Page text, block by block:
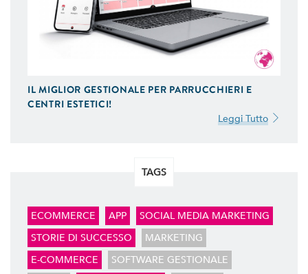
IL MIGLIOR GESTIONALE PER PARRUCCHIERI E
CENTRI ESTETICI!
Leggi Tutto
TAGS
ECOMMERCE APP
SOCIAL MEDIA MARKETING
STORIE DI SUCCESSO
MARKETING
E-COMMERCE
SOFTWARE GESTIONALE
GESTIONE SOCIAL
Ci Occupiamo di Social Media Marketing. Ideiamo e
Gestiamo le tue Campagne ADS Facebook, Instagram
SEO & SEM
Possiamo Indicizzare e Posizionare il Tuo Sito Web sui
Motori di Ricerca, in Prima Pagina di Google. Scopri